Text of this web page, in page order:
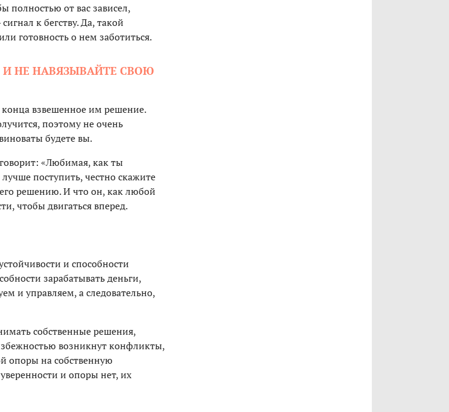
полностью от вас зависел,
к бегству. Да, такой
готовность о нем заботиться.
НЕ НАВЯЗЫВАЙТЕ СВОЮ
конца взвешенное им решение.
поэтому не очень
будете вы.
«Любимая, как ты
поступить, честно скажите
решению. И что он, как любой
чтобы двигаться вперед.
и способности
зарабатывать деньги,
и управляем, а следовательно,
собственные решения,
возникнут конфликты,
опоры на собственную
и опоры нет, их